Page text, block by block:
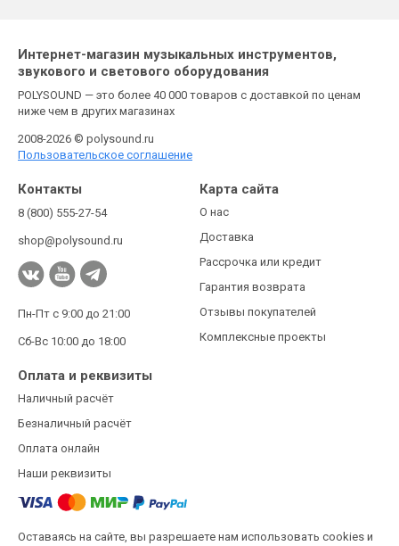
Интернет-магазин музыкальных инструментов,
звукового и светового оборудования
POLYSOUND — это более 40 000 товаров с доставкой по ценам
ниже чем в других магазинах
2008-2026 © polysound.ru
Пользовательское соглашение
Контакты
8 (800) 555-27-54
shop@polysound.ru
Пн-Пт с 9:00 до 21:00
Сб-Вс 10:00 до 18:00
Карта сайта
О нас
Доставка
Рассрочка или кредит
Гарантия возврата
Отзывы покупателей
Комплексные проекты
Оплата и реквизиты
Наличный расчёт
Безналичный расчёт
Оплата онлайн
Наши реквизиты
Оставаясь на сайте, вы разрешаете нам использовать cookies и